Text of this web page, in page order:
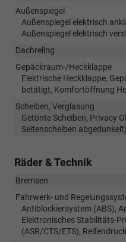
Außenspiegel
Außenspiegel elektrisch
Außenspiegel elektrisch
Dachreling
Gepäckraum-/Heckklappe
Elektrische Heckklappe,
betätigt, Komfortöffnung
Scheiben, Verglasung
Getönte Scheiben, Privacy
Seitenscheiben
Räder & Technik
Bremsen
Fahrwerk- und
Antiblockiersystem (ABS),
Elektronisches Stabilitäts-
(ASR/CTS/ETS),